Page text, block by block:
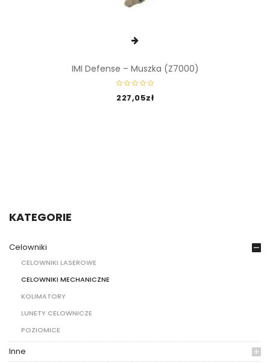
KATEGORIE
Celowniki
CELOWNIKI LASEROWE
CELOWNIKI MECHANICZNE
KOLIMATORY
LUNETY CELOWNICZE
POZIOMICE
Inne
IMI Defense – Muszka (Z7000)
227,05zł